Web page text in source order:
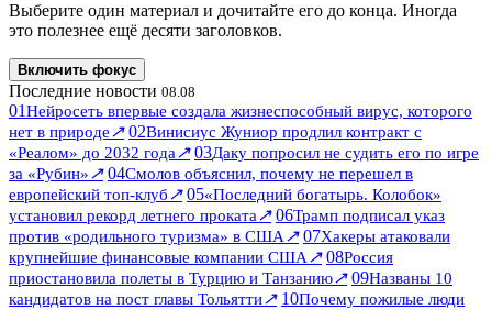
Выберите один материал и дочитайте его до конца. Иногда
это полезнее ещё десяти заголовков.
Включить фокус
Последние новости 08.08
01Нейросеть впервые создала жизнеспособный вирус, которого
нет в природе↗ 02Винисиус Жуниор продлил контракт с
«Реалом» до 2032 года↗ 03Даку попросил не судить его по игре
за «Рубин»↗ 04Смолов объяснил, почему не перешел в
европейский топ-клуб↗ 05«Последний богатырь. Колобок»
установил рекорд летнего проката↗ 06Трамп подписал указ
против «родильного туризма» в США↗ 07Хакеры атаковали
крупнейшие финансовые компании США↗ 08Россия
приостановила полеты в Турцию и Танзанию↗ 09Названы 10
кандидатов на пост главы Тольятти↗ 10Почему пожилые люди